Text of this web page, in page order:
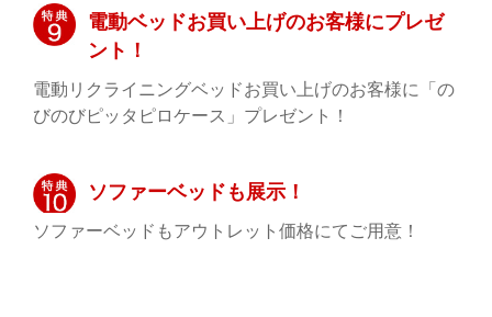
電動ベッドお買い上げのお客様にプレゼ
ント！
電動リクライニングベッドお買い上げのお客様に「の
びのびピッタピロケース」プレゼント！
ソファーベッドも展示！
ソファーベッドもアウトレット価格にてご用意！